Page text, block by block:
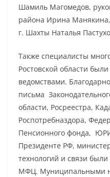
Шамиль Магомедов,
района Ирина
г. Шахты Наталья
Также специалисты
Ростовской области
ведомствами.
письма
области, Росреестра,
Роспотребназдора,
Пенсионного фонда,
Президенте РФ,
технологий и связи
МФЦ. Муниципальными